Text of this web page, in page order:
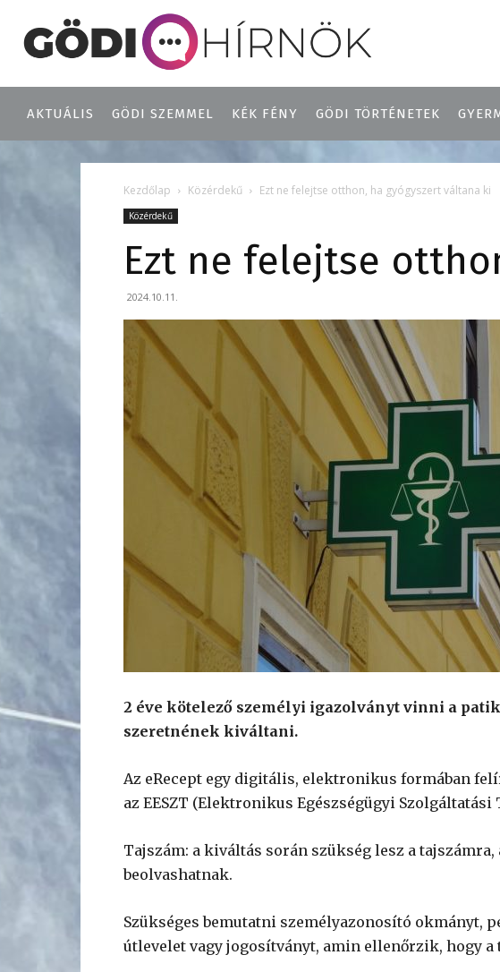
AKTUÁLIS GÖDI SZEMMEL KÉK FÉNY GÖDI TÖRTÉNETEK
Kezdőlap Közérdekű Ezt ne felejtse otthon, ha gyógyszert váltana ki
Közérdekű
Ezt ne felejtse
2024.10.11.
2 éve kötelező személyi igazolványt vinni a
szeretnének kiváltani.
Az eRecept egy digitális, elektronikus formában
az EESZT (Elektronikus Egészségügyi
Tajszám: a kiváltás során szükség lesz a
beolvashatnak.
Szükséges bemutatni személyazonosító okmányt,
útlevelet vagy jogosítványt, amin ellenőrzik, hogy a